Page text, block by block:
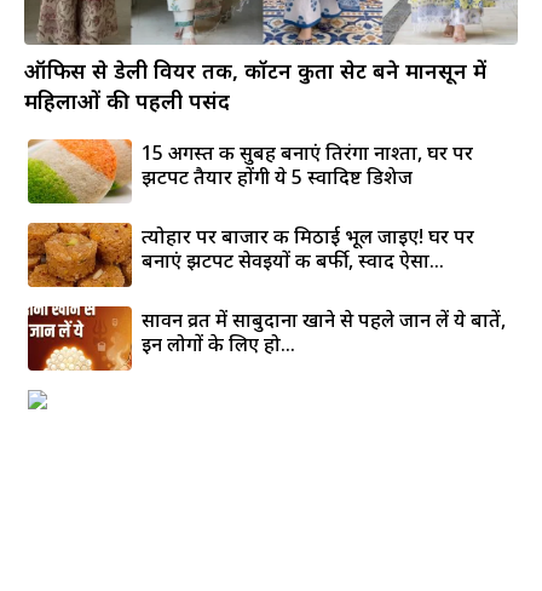
ऑफिस से डेली वियर तक, कॉटन कुर्ता सेट बने मानसून में
महिलाओं की पहली पसंद
15 अगस्त की सुबह बनाएं तिरंगा नाश्ता, घर पर
झटपट तैयार होंगी ये 5 स्वादिष्ट डिशेज
त्योहार पर बाजार की मिठाई भूल जाइए! घर पर
बनाएं झटपट सेवइयों की बर्फी, स्वाद ऐसा...
सावन व्रत में साबुदाना खाने से पहले जान लें ये बातें,
इन लोगों के लिए हो...